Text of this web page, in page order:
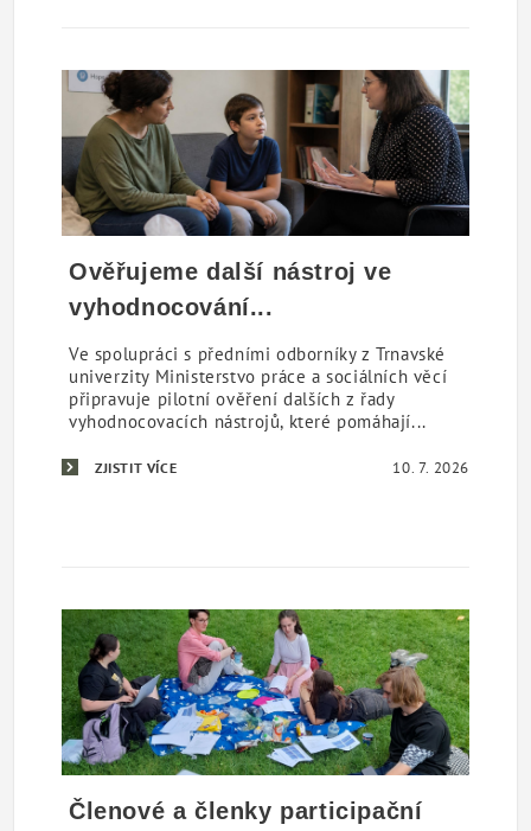
Ověřujeme další nástroj ve
vyhodnocování...
Ve spolupráci s předními odborníky z Trnavské
univerzity Ministerstvo práce a sociálních věcí
připravuje pilotní ověření dalších z řady
vyhodnocovacích nástrojů, které pomáhají...
ZJISTIT VÍCE 10. 7. 2026
Členové a členky participační